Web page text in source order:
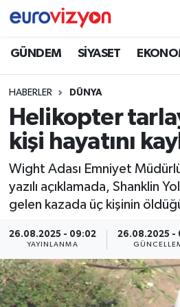
GÜNDEM SİYASET
HABERLER DÜNYA
Helikopter
kişi hayatını
Wight Adası Emniyet
yazılı açıklamada, Shanklin
gelen kazada üç kişinin
26.08.2025 - 09:02
YAYINLANMA
26.08.2025 -